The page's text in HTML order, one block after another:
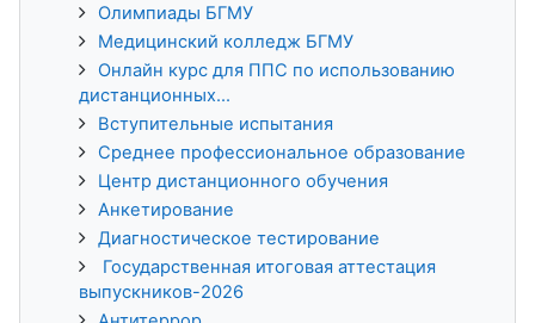
Олимпиады БГМУ
Медицинский колледж БГМУ
Онлайн курс для ППС по использованию
дистанционных...
Вступительные испытания
Среднее профессиональное образование
Центр дистанционного обучения
Анкетирование
Диагностическое тестирование
Государственная итоговая аттестация
выпускников-2026